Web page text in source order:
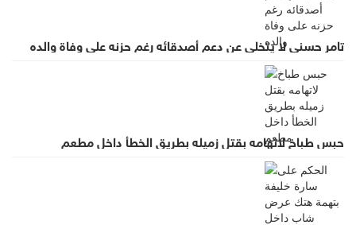
تامر حسني لا يتخلى عن دعم أصدقائه رغم حزنه على وفاة والده
حبس طباخ لاتهامه بقتل زميله بطريق الخطأ داخل مطعم